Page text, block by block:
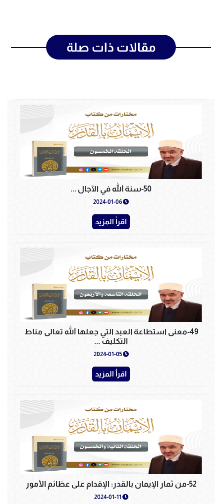
مقالات ذات صلة
50-سنة الله في الآجال ...
اقرأ المزيد
49-معنى استطاعة العبد التي جعلها الله تعالى مناط
التكليف ...
2024-01-05
اقرأ المزيد
52-من ثمار الإيمان بالقدر: الإقدام على عظائم الأمور